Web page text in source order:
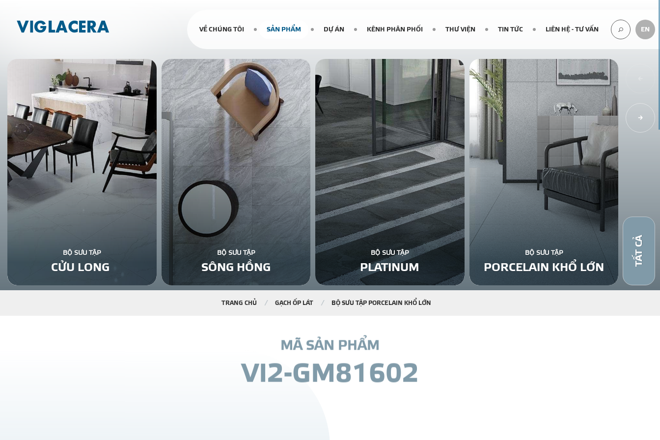
VỀ CHÚNG TÔI SẢN PHẨM DỰ ÁN KÊNH PHÂN PHỐI THƯ VIỆN TIN TỨC LIÊN HỆ - TƯ VẤN EN
BỘ SƯU TẬP
CỬU LONG
BỘ SƯU TẬP
SÔNG HỒNG
BỘ SƯU TẬP
PLATINUM
BỘ SƯU TẬP
PORCELAIN KHỔ LỚN
TẤT CẢ
TRANG CHỦ GẠCH ỐP LÁT BỘ SƯU TẬP PORCELAIN KHỔ LỚN
MÃ SẢN PHẨM
VI2-GM81 602